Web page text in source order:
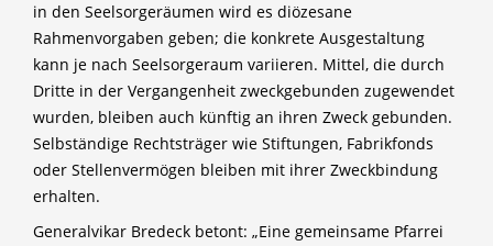
in den Seelsorgeräumen wird es diözesane
Rahmenvorgaben geben; die konkrete Ausgestaltung
kann je nach Seelsorgeraum variieren. Mittel, die durch
Dritte in der Vergangenheit zweckgebunden zugewendet
wurden, bleiben auch künftig an ihren Zweck gebunden.
Selbständige Rechtsträger wie Stiftungen, Fabrikfonds
oder Stellenvermögen bleiben mit ihrer Zweckbindung
erhalten.
Generalvikar Bredeck betont: „Eine gemeinsame Pfarrei